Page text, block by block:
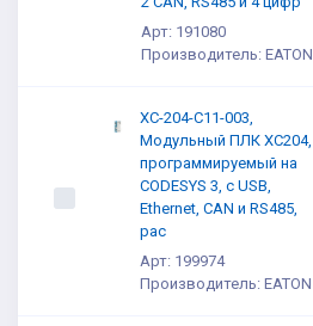
Арт: 191080
Производитель: EATON
XC-204-C11-003,
Модульный ПЛК XC204,
программируемый на
CODESYS 3, с USB,
Ethernet, CAN и RS485,
рас
Арт: 199974
Производитель: EATON